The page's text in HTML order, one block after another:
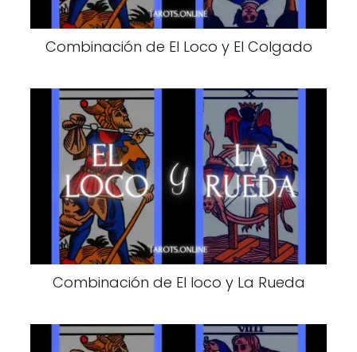
Combinación de El Loco y El Colgado
Combinación de El loco y La Rueda